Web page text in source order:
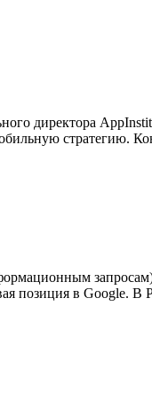
директора
стратегию.
запросам)
позиция в Google. В